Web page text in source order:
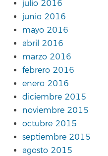
julio 2016
junio 2016
mayo 2016
abril 2016
marzo 2016
febrero 2016
enero 2016
diciembre 2015
noviembre 2015
octubre 2015
septiembre 2015
agosto 2015